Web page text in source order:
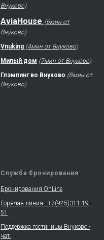
Внуково)
AviaHouse (6мин от
Внуково)
Vnuking (4мин от Внуково)
Милый дом (7мин от Внуково)
Глэмпинг во Внуково (8мин от
Внуково)
Служба бронирования
Бронирования OnLine
Горячая линия - +7(925)311-19-
51
Поддержка гостиницы Внуково -
чат.